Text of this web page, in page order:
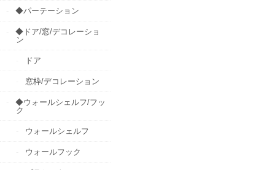
◆パーテーション
◆ドア/窓/デコレーショ
ン
ドア
窓枠/デコレーション
◆ウォールシェルフ/フッ
ク
ウォールシェルフ
ウォールフック